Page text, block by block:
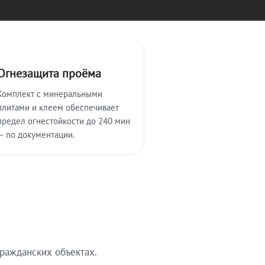
проёма
с минеральными
и клеем обеспечивает
огнестойкости до 240 мин
по документации.
объектах.